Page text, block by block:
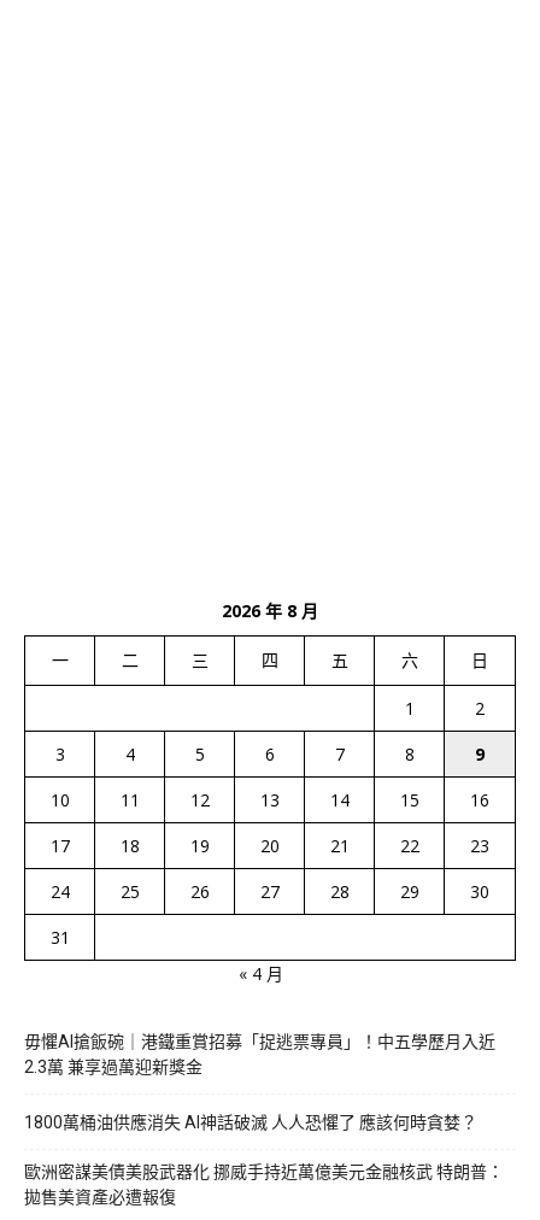
2026 年 8 月
一 二 三 四 五 六 日
1
2
3
4 5 6 7 8
9
10
11 12 13 14 15
16
17
18 19 20 21 22
23
24
25 26 27 28 29
30
31
« 4 月
毋懼AI搶飯碗｜港鐵重賞招募「捉逃票專員」！中五學歷月入近
2.3萬 兼享過萬迎新獎金
1800萬桶油供應消失 AI神話破滅 人人恐懼了 應該何時貪婪？
歐洲密謀美債美股武器化 挪威手持近萬億美元金融核武 特朗普：
拋售美資產必遭報復